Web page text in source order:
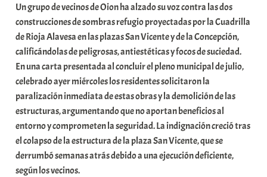
K
o
m
u
n
i
t
a
t
e
a
Un grupo de vecinos de Oion ha alzado su voz contra las dos
construcciones de sombras refugio proyectadas por la Cuadrilla
de Rioja Alavesa en las plazas San Vicente y de la Concepción,
calificándolas de peligrosas, antiestéticas y focos de suciedad.
En una carta presentada al concluir el pleno municipal de julio,
celebrado ayer miércoles los residentes solicitaron la
paralización inmediata de estas obras y la demolición de las
estructuras, argumentando que no aportan beneficios al
entorno y comprometen la seguridad. La indignación creció tras
el colapso de la estructura de la plaza San Vicente, que se
derrumbó semanas atrás debido a una ejecución deficiente,
según los vecinos.